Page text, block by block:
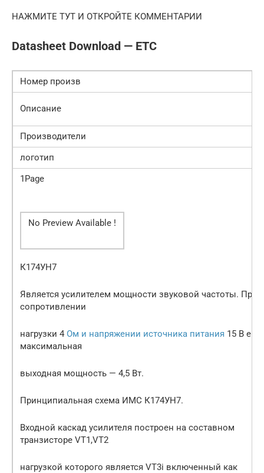
НАЖМИТЕ ТУТ И ОТКРОЙТЕ КОММЕНТАРИИ
Datasheet Download — ETC
Номер произв
Описание
Производители
логотип
1Page
No Preview Available !
К174УН7
Является усилителем мощности звуковой частоты. При
сопротивлении
нагрузки 4 Ом и напряжении источника питания 15 В его
максимальная
выходная мощность — 4,5 Вт.
Принципиальная схема ИМС К174УН7.
Входной каскад усилителя построен на составном
транзисторе VT1,VT2
нагрузкой которого является VT3i включенный как